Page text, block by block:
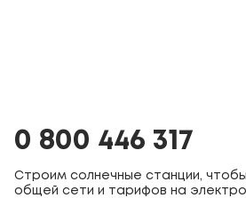
0 800 446 317
Строим солнечные станции,
общей сети и тарифов на